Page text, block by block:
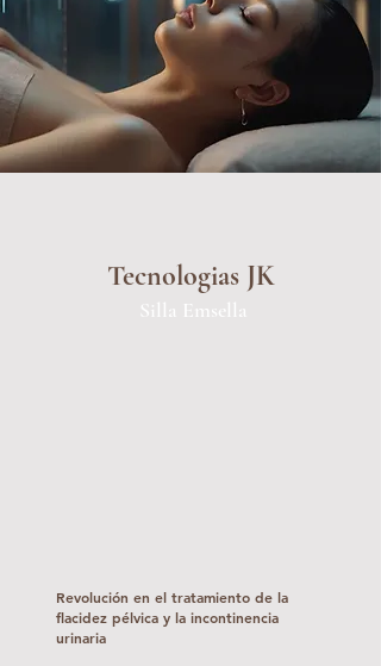
Silla Emsella
Tecnologias JK
Revolución en el tratamiento de la
flacidez pélvica y la incontinencia
urinaria